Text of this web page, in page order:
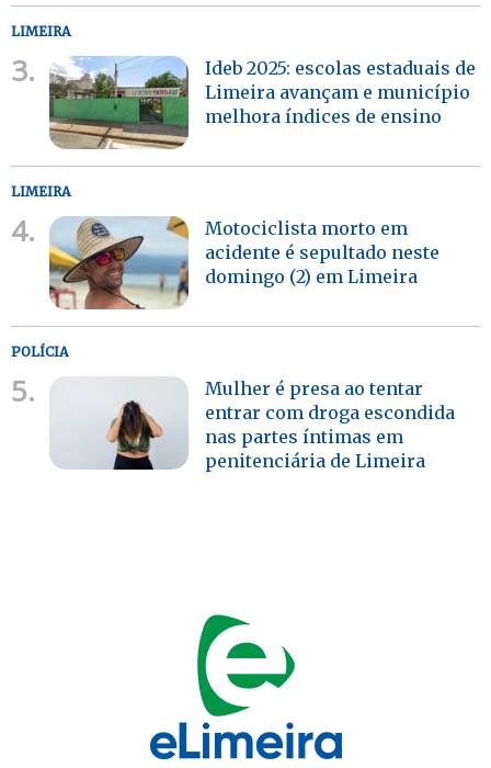
LIMEIRA
3.
Ideb 2025: escolas estaduais de
Limeira avançam e município
melhora índices de ensino
LIMEIRA
4.
Motociclista morto em
acidente é sepultado neste
domingo (2) em Limeira
POLÍCIA
5.
Mulher é presa ao tentar
entrar com droga escondida
nas partes íntimas em
penitenciária de Limeira